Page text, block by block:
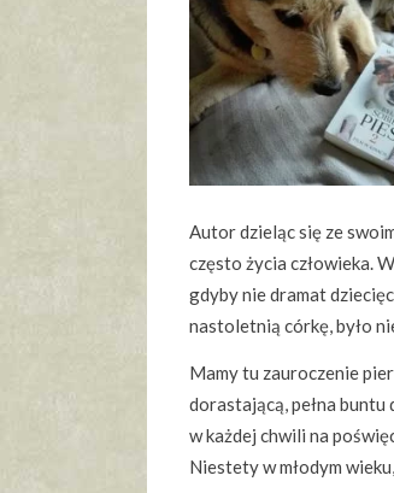
Autor dzieląc się ze
często życia człowieka.
gdyby nie dramat
nastoletnią córkę, było
Mamy tu zauroczenie
dorastającą, pełna buntu
w każdej chwili na
Niestety w młodym